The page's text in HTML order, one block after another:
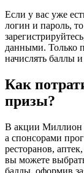
Если у вас уже
логин и пароль,
данными. Только
начислять баллы
Как
призы?
В акции Миллион
а спонсорами
ресторанов,
вы можете